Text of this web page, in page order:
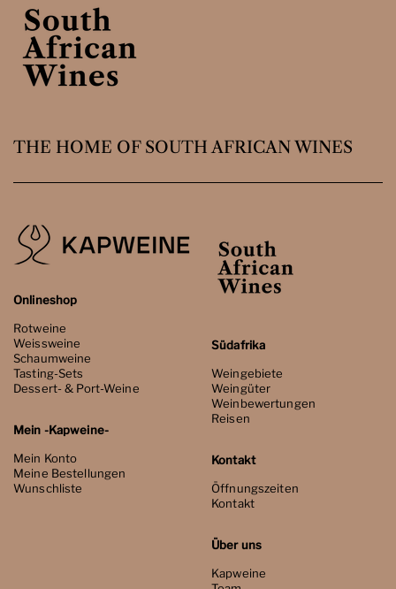
THE HOME OF SOUTH AFRICAN WINES
Onlineshop
Rotweine
Weissweine
Schaumweine
Tasting-Sets
Dessert- & Port-Weine
Mein -Kapweine-
Mein Konto
Meine Bestellungen
Wunschliste
Südafrika
Weingebiete
Weingüter
Weinbewertungen
Reisen
Kontakt
Öffnungszeiten
Kontakt
Über uns
Kapweine